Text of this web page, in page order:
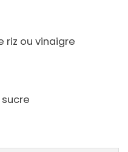
riz ou vinaigre